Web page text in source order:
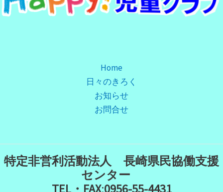
Home
日々のきろく
お知らせ
お問合せ
特定非営利活動法人 長崎県民協働支援
センター
TEL・FAX:0956-55-4431